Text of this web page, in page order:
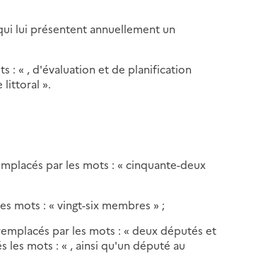
lui présentent annuellement un
: « , d'évaluation et de planification
littoral ».
par les mots : « cinquante-deux
mots : « vingt-six membres » ;
par les mots : « deux députés et
les mots : « , ainsi qu'un député au